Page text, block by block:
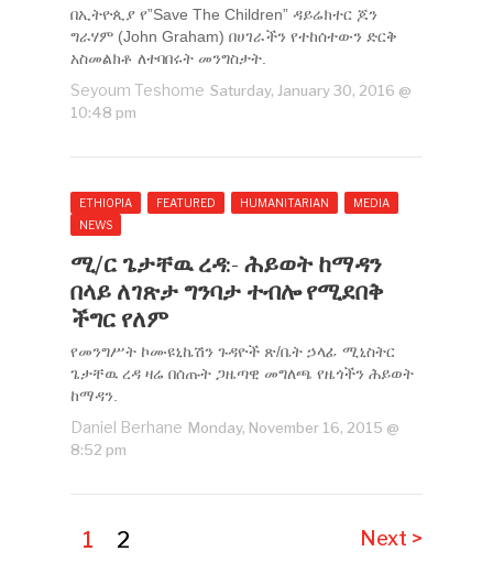
በኢትዮጲያ የ”Save The Children” ዳይሬክተር ጆን
ግራሃም (John Graham) በሀገራችን የተከሰተውን ድርቅ
አስመልክቶ ለተባበሩት መንግስታት.
Seyoum Teshome Saturday, January 30, 2016 @
10:48 pm
ETHIOPIA FEATURED HUMANITARIAN
MEDIA
NEWS
ሚ/ር ጌታቸዉ ረዳ:- ሕይወት ከማዳን
በላይ ለገጽታ ግንባታ ተብሎ የሚደበቅ
ችግር የለም
የመንግሥት ኮሙዩኒኬሽን ጉዳዮች ጽ/ቤት ኃላፊ ሚኒስትር
ጌታቸዉ ረዳ ዛሬ በሰጡት ጋዜጣዊ መግለጫ የዜጎችን ሕይወት
ከማዳን.
Daniel Berhane Monday, November 16, 2015 @
8:52 pm
1 2 Next >